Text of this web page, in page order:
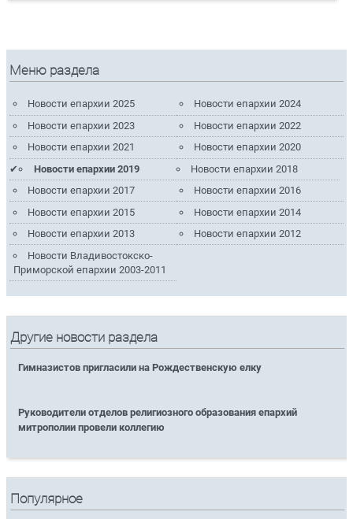
Меню раздела
Новости епархии 2025
Новости епархии 2024
Новости епархии 2023
Новости епархии 2022
Новости епархии 2021
Новости епархии 2020
Новости епархии 2019
Новости епархии 2018
Новости епархии 2017
Новости епархии 2016
Новости епархии 2015
Новости епархии 2014
Новости епархии 2013
Новости епархии 2012
Новости Владивостокско-
Приморской епархии 2003-2011
Другие новости раздела
Гимназистов пригласили на Рождественскую елку
Руководители отделов религиозного образования епархий
митрополии провели коллегию
Популярное